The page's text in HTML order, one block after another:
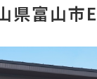
県富山市